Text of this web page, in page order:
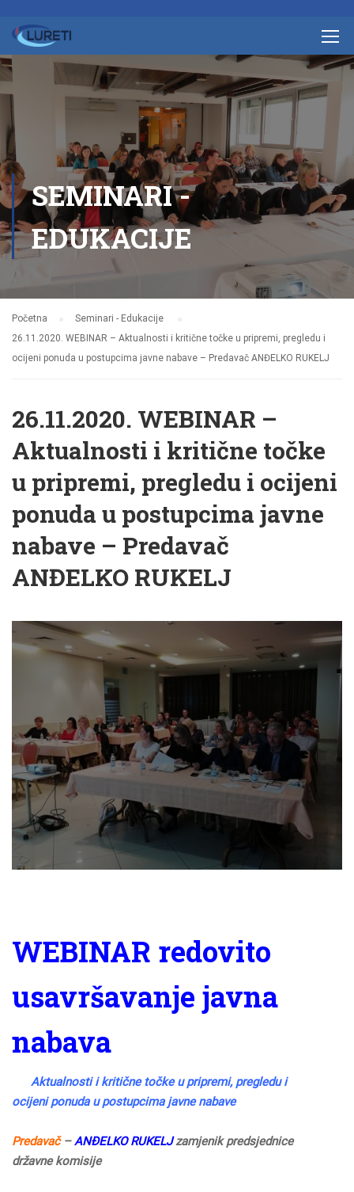
SEMINARI -
EDUKACIJE
Početna
Seminari - Edukacije
26.11.2020. WEBINAR – Aktualnosti i kritične točke u pripremi, pregledu i
ocijeni ponuda u postupcima javne nabave – Predavač ANĐELKO RUKELJ
26.11.2020. WEBINAR –
Aktualnosti i kritične točke
u pripremi, pregledu i ocijeni
ponuda u postupcima javne
nabave – Predavač
ANĐELKO RUKELJ
WEBINAR redovito
usavršavanje javna
nabava
Aktualnosti i kritične točke u pripremi, pregledu i
ocijeni ponuda u postupcima javne nabave
Predavač–ANĐELKO RUKELJzamjenik predsjednice
državne komisije